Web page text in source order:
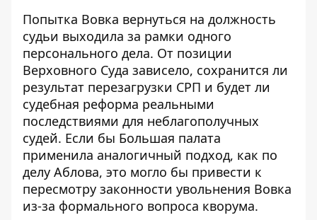
Попытка Вовка вернуться на должность
судьи выходила за рамки одного
персонального дела. От позиции
Верховного Суда зависело, сохранится ли
результат перезагрузки СРП и будет ли
судебная реформа реальными
последствиями для неблагополучных
судей. Если бы Большая палата
применила аналогичный подход, как по
делу Аблова, это могло бы привести к
пересмотру законности увольнения Вовка
из-за формального вопроса кворума.